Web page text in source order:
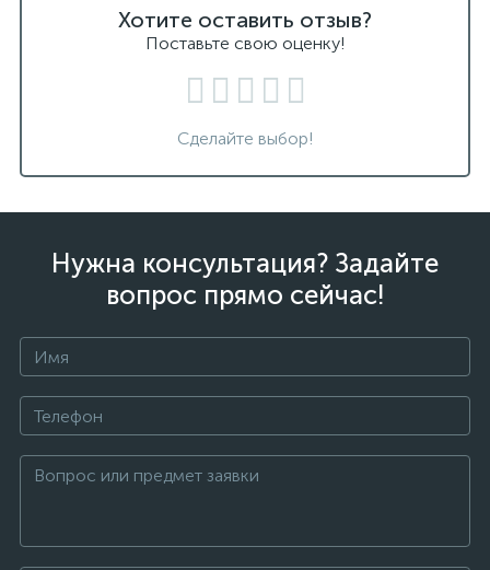
Хотите оставить отзыв?
Поставьте свою оценку!
Сделайте выбор!
Нужна консультация? Задайте
вопрос прямо сейчас!